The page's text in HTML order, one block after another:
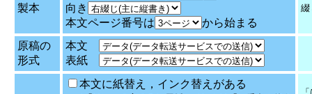
製本
向き
本文ページ番号は
から始まる
綴
原稿の
形式
本文
表紙
本文に紙替え，インク替えがある